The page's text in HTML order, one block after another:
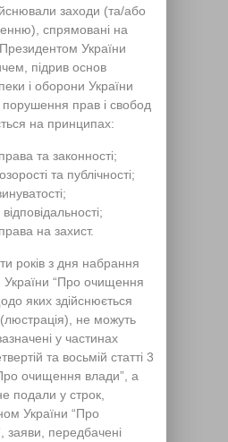
заходи (та/або
спрямовані на
України
підрив основ
і оборони України
прав і свобод
на принципах:
та законності;
та публічності;
на захист.
років з дня набрання
України “Про очищення
яких здійснюється
не можуть
у частинах
та восьмій статті 3
очищення влади”, а
подали у строк,
України “Про
передбачені